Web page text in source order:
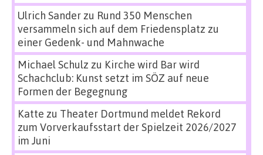
Ulrich Sanderzu Rund 350 Menschen
versammeln sich auf dem Friedensplatz zu
einer Gedenk- und Mahnwache
Michael Schulz zu Kirche wird Bar wird
Schachclub: Kunst setzt im SÖZ auf neue
Formen der Begegnung
Katte zu Theater Dortmund meldet Rekord
zum Vorverkaufsstart der Spielzeit 2026/2027
im Juni